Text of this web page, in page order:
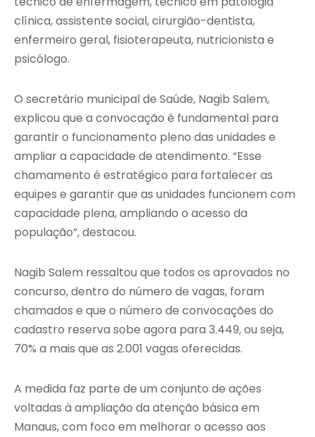
clínica, assistente social, cirurgião-dentista,
enfermeiro geral, fisioterapeuta, nutricionista e
psicólogo.
O secretário municipal de Saúde, Nagib Salem,
explicou que a convocação é fundamental para
garantir o funcionamento pleno das unidades e
ampliar a capacidade de atendimento. “Esse
chamamento é estratégico para fortalecer as
equipes e garantir que as unidades funcionem com
capacidade plena, ampliando o acesso da
população”, destacou.
Nagib Salem ressaltou que todos os aprovados no
concurso, dentro do número de vagas, foram
chamados e que o número de convocações do
cadastro reserva sobe agora para 3.449, ou seja,
70% a mais que as 2.001 vagas oferecidas.
A medida faz parte de um conjunto de ações
voltadas à ampliação da atenção básica em
Manaus, com foco em melhorar o acesso aos